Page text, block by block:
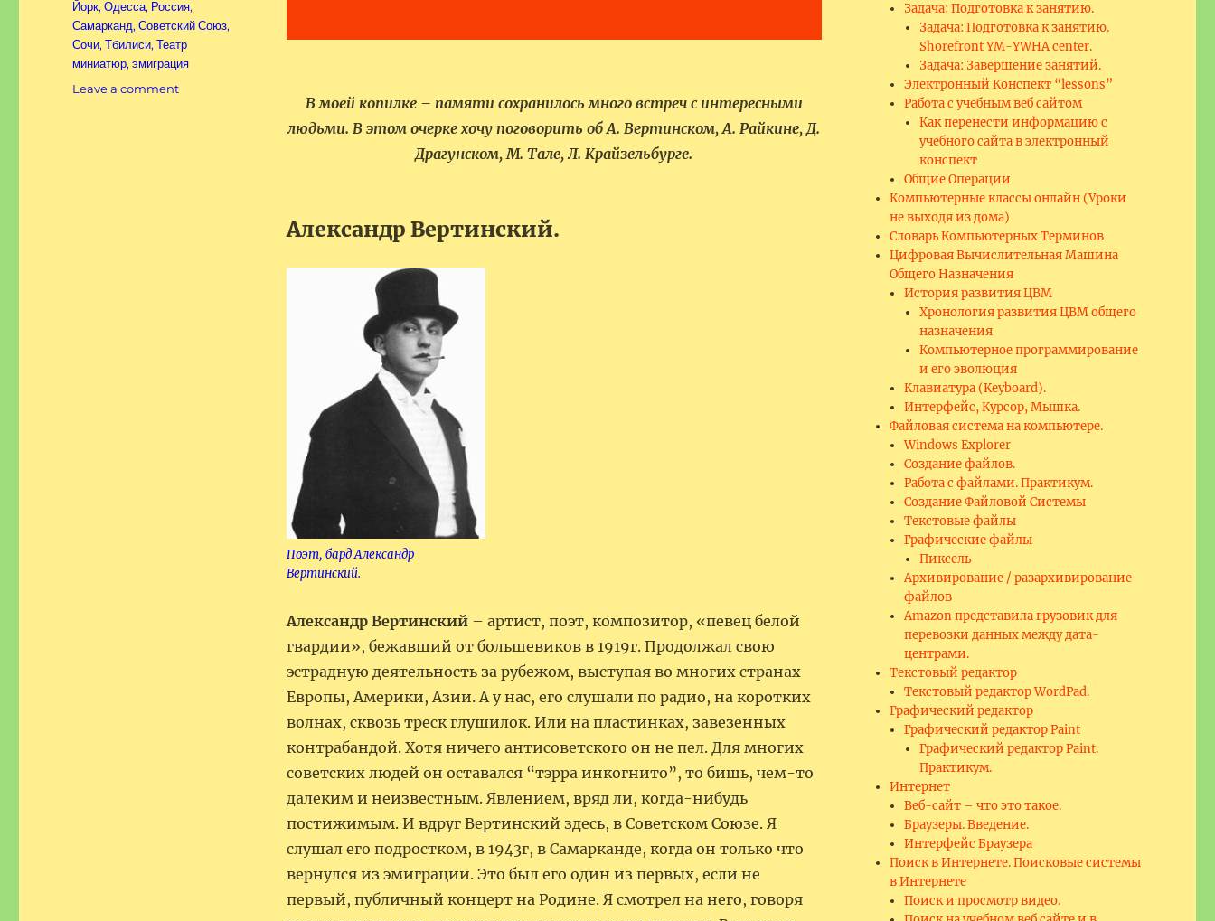
В моей копилке – памяти сохранилось много встреч с интересными
людьми. В этом очерке хочу поговорить об А. Вертинском, А. Райкине, Д.
Драгунском, М. Тале, Л. Крайзельбурге.
Александр Вертинский.
Поэт, бард Александр
Вертинский.
Александр Вертинский– артист, поэт, композитор, «певец белой
гвардии», бежавший от большевиков в 1919г. Продолжал свою
эстрадную деятельность за рубежом, выступая во многих странах
Европы, Америки, Азии. А у нас, его слушали по радио, на коротких
волнах, сквозь треск глушилок. Или на пластинках, завезенных
контрабандой. Хотя ничего антисоветского он не пел. Для многих
советских людей он оставался “тэрра инкогнито”, то бишь, чем-то
далеким и неизвестным. Явлением, вряд ли, когда-нибудь
постижимым. И вдруг Вертинский здесь, в Советском Союзе. Я
слушал его подростком, в 1943г, в Самарканде, когда он только что
вернулся из эмиграции. Это был его один из первых, если не
первый, публичный концерт на Родине. Я смотрел на него, говоря
Йорк,Одесса, Россия,
Самарканд,Советский Союз,
Сочи,Тбилиси,Театр
миниатюр,эмиграция
Leave a commenton
Задача: Подготовка к занятию.
Задача: Подготовка к занятию.
Shorefront YM-YWHA center.
Задача: Завершение занятий.
Электронный Конспект “lessons”
Работа с учебным веб сайтом
Как перенести информацию с
учебного сайта в электронный
конспект
Общие Операции
Компьютерные классы онлайн (Уроки
не выходя из дома)
Словарь Компьютерных Терминов
Цифровая Вычислительная Машина
Общего Назначения
История развития ЦВМ
Хронология развития ЦВМ общего
назначения
Компьютерное программирование
и его эволюция
Клавиатура (Keyboard).
Интерфейс, Курсор, Мышка.
Файловая система на компьютере.
Windows Explorer
Создание файлов.
Работа с файлами. Практикум.
Создание Файловой Системы
Текстовые файлы
Графические файлы
Пиксель
Архивирование / разархивирование
файлов
Amazon представила грузовик для
перевозки данных между дата-
центрами.
Текстовый редактор
Текстовый редактор WordPad.
Графический редактор
Графический редактор Paint
Графический редактор Paint.
Практикум.
Интернет
Веб-сайт – что это такое.
Браузеры. Введение.
Интерфейс Браузера
Поиск в Интернете. Поисковые системы
в Интернете
Поиск и просмотр видео.